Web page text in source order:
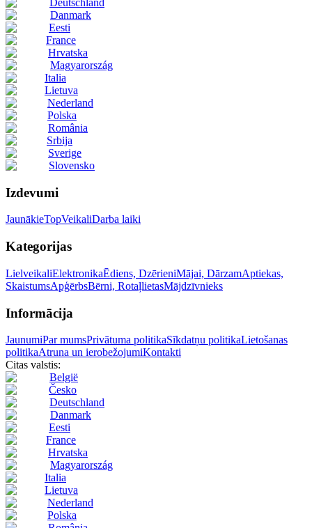
Deutschland
Danmark
Eesti
France
Hrvatska
Magyarország
Italia
Lietuva
Nederland
Polska
România
Srbija
Sverige
Slovensko
Izdevumi
JaunākieTopVeikaliDarba laiki
Kategorijas
LielveikaliElektronikaĒdiens, DzērieniMājai, DārzamAptiekas,
SkaistumsApģērbsBērni, RotaļlietasMājdzīvnieks
Informācija
JaunumiPar mumsPrivātuma politikaSīkdatņu politikaLietošanas
politikaAtruna un ierobežojumiKontakti
Citas valstis:
België
Česko
Deutschland
Danmark
Eesti
France
Hrvatska
Magyarország
Italia
Lietuva
Nederland
Polska